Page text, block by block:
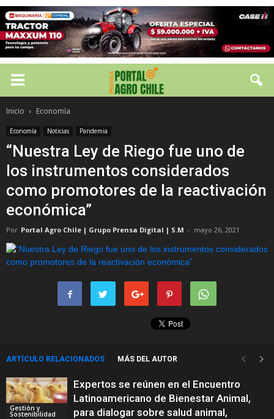
Inicio Economía
Economía Noticias Pandemia
“Nuestra Ley de Riego fue uno de
los instrumentos considerados
como promotores de la reactivación
económica”
Por Portal Agro Chile | Grupo Prensa Digital | S.M - mayo 26, 2021
ARTÍCULO RELACIONADOS MÁS DEL AUTOR
Gestión y
Sostenibilidad
Expertos se reúnen en el Encuentro
Latinoamericano de Bienestar Animal,
para dialogar sobre salud animal,